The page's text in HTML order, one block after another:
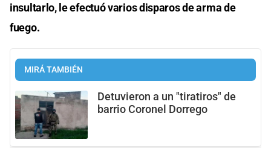
insultarlo, le efectuó varios disparos de arma de
fuego.
MIRÁ TAMBIÉN
Detuvieron a un "tiratiros" de
barrio Coronel Dorrego